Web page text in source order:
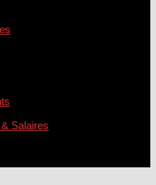
Salaires